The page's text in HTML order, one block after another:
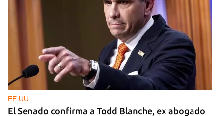
CAJÓN DE SASTRE
Entre espinas nacen flores
EE UU
El Senado confirma a Todd Blanche, ex abogado